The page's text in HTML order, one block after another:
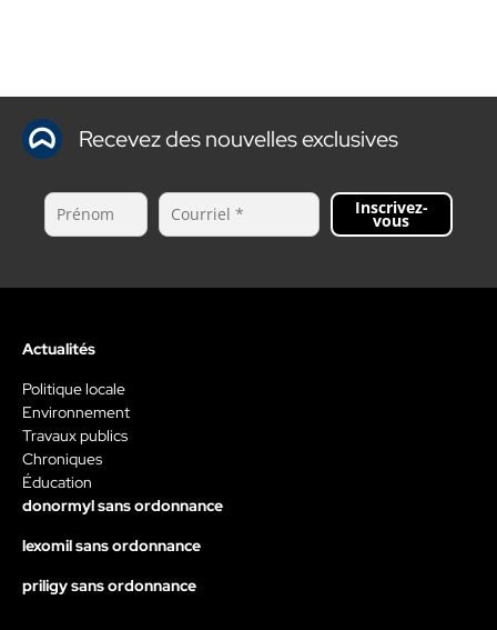
Recevez des nouvelles exclusives
Inscrivez-
vous
Actualités
Politique locale
Environnement
Travaux publics
Chroniques
Éducation
donormyl sans ordonnance
lexomil sans ordonnance
priligy sans ordonnance